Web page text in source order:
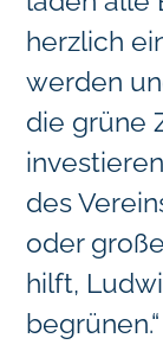
herzlich
werden
die grüne
des
oder
hilft,
begrünen.“